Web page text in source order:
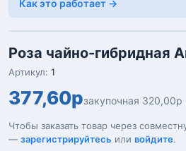
Как это работает →
Роза чайно-гибридная
Артикул: 1
377,60рзакупочная 320,00р
Чтобы заказать товар через
— зарегистрируйтесь или войдите.